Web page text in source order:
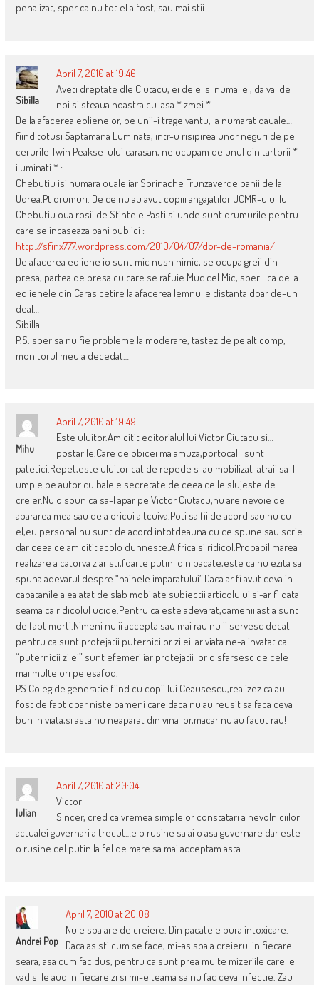
penalizat, sper ca nu tot el a fost, sau mai stii.
Sibilla
April 7, 2010 at 19:46
Aveti dreptate dle Ciutacu, ei de ei si numai ei, da vai de
noi si steaua noastra cu-asa * zmei *…
De la afacerea eolienelor, pe unii-i trage vantu, la numarat oauale…
fiind totusi Saptamana Luminata, intr-u risipirea unor neguri de pe
cerurile Twin Peakse-ului carasan, ne ocupam de unul din tartorii *
iluminati * :
Chebutiu isi numara ouale iar Sorinache Frunzaverde banii de la
Udrea.Pt drumuri. De ce nu au avut copiii angajatilor UCMR-ului lui
Chebutiu oua rosii de Sfintele Pasti si unde sunt drumurile pentru
care se incaseaza bani publici :
http://sfinx777.wordpress.com/2010/04/07/dor-de-romania/
De afacerea eoliene io sunt mic nush nimic, se ocupa greii din
presa, partea de presa cu care se rafuie Muc cel Mic, sper… ca de la
eolienele din Caras cetire la afacerea lemnul e distanta doar de-un
deal…
Sibilla
P.S. sper sa nu fie probleme la moderare, tastez de pe alt comp,
monitorul meu a decedat…
Mihu
April 7, 2010 at 19:49
Este uluitor.Am citit editorialul lui Victor Ciutacu si…
postarile.Care de obicei ma amuza,portocalii sunt
patetici.Repet,este uluitor cat de repede s-au mobilizat latraii sa-l
umple pe autor cu balele secretate de ceea ce le slujeste de
creier.Nu o spun ca sa-l apar pe Victor Ciutacu,nu are nevoie de
apararea mea sau de a oricui altcuiva.Poti sa fii de acord sau nu cu
el,eu personal nu sunt de acord intotdeauna cu ce spune sau scrie
dar ceea ce am citit acolo duhneste.A frica si ridicol.Probabil marea
realizare a catorva ziaristi,foarte putini din pacate,este ca nu ezita sa
spuna adevarul despre “hainele imparatului”.Daca ar fi avut ceva in
capatanile alea atat de slab mobilate subiectii articolului si-ar fi data
seama ca ridicolul ucide.Pentru ca este adevarat,oamenii astia sunt
de fapt morti.Nimeni nu ii accepta sau mai rau nu ii servesc decat
pentru ca sunt protejatii puternicilor zilei.Iar viata ne-a invatat ca
“puternicii zilei” sunt efemeri iar protejatii lor o sfarsesc de cele
mai multe ori pe esafod.
PS.Coleg de generatie fiind cu copii lui Ceausescu,realizez ca au
fost de fapt doar niste oameni care daca nu au reusit sa faca ceva
bun in viata,si asta nu neaparat din vina lor,macar nu au facut rau!
Iulian
April 7, 2010 at 20:04
Victor
Sincer, cred ca vremea simplelor constatari a nevolniciilor
actualei guvernari a trecut…e o rusine sa ai o asa guvernare dar este
o rusine cel putin la fel de mare sa mai acceptam asta…
Andrei Pop
April 7, 2010 at 20:08
Nu e spalare de creiere. Din pacate e pura intoxicare.
Daca as sti cum se face, mi-as spala creierul in fiecare
seara, asa cum fac dus, pentru ca sunt prea multe mizeriile care le
vad si le aud in fiecare zi si mi-e teama sa nu fac ceva infectie. Zau